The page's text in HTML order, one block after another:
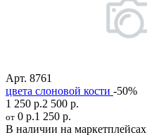
Арт. 8761
цвета слоновой кости -50%
1 250 р.2 500 р.
от 0 р.1 250 р.
В наличии на маркетплейсах